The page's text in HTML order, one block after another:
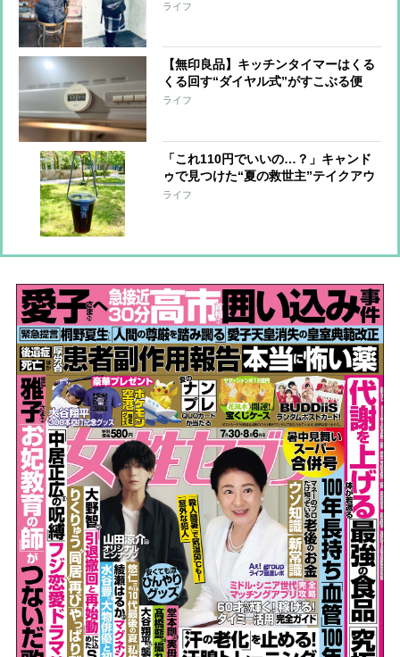
た！圧倒的な軽さも【本日のお気に入
ライフ
【無印良品】キッチンタイマーはくる
くる回す“ダイヤル式”がすこぶる便
利！もうボタン式には戻れません【本
ライフ
「これ110円でいいの…？」キャンド
ゥで見つけた“夏の救世主”テイクアウ
トドリンクを快適に持ち歩ける便利グ
ライフ